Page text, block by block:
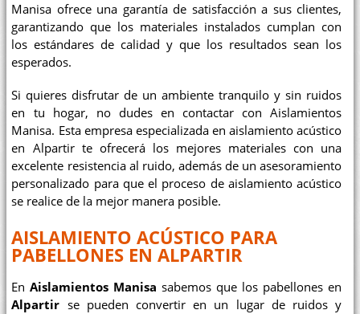
Manisa ofrece una garantía de satisfacción a sus clientes,
garantizando que los materiales instalados cumplan con
los estándares de calidad y que los resultados sean los
esperados.
Si quieres disfrutar de un ambiente tranquilo y sin ruidos
en tu hogar, no dudes en contactar con Aislamientos
Manisa. Esta empresa especializada en aislamiento acústico
en Alpartir te ofrecerá los mejores materiales con una
excelente resistencia al ruido, además de un asesoramiento
personalizado para que el proceso de aislamiento acústico
se realice de la mejor manera posible.
AISLAMIENTO ACÚSTICO PARA
PABELLONES EN ALPARTIR
EnAislamientos Manisa sabemos que los pabellones en
Alpartir se pueden convertir en un lugar de ruidos y